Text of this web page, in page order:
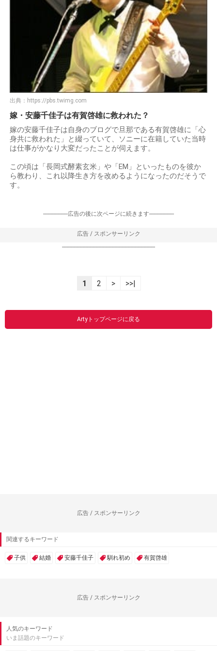
出典： https://pbs.twimg.com
嫁・安藤千佳子は有賀啓雄に救われた？
嫁の安藤千佳子は自身のブログで旦那である有賀啓雄に「心
身共に救われた」と綴っていて、ソニーに在籍していた当時
は仕事がかなり大変だったことが伺えます。
この頃は「長岡式酵素玄米」や「EM」といったものを彼か
ら教わり、これ以降生き方を改めるようになったのだそうで
す。
-----------------広告の後に次ページに続きます-----------------
広告 / スポンサーリンク
----------------------------------------------------------------
1 2 > >>|
Artyトップページに戻る
広告 / スポンサーリンク
関連するキーワード
子供 結婚 安藤千佳子 馴れ初め 有賀啓雄
広告 / スポンサーリンク
人気のキーワード
いま話題のキーワード